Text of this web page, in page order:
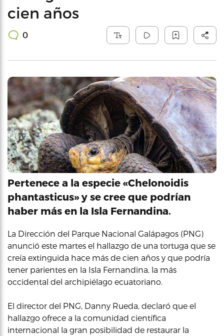
cien años
0
Pertenece a la especie «Chelonoidis
phantasticus» y se cree que podrían
haber más en la Isla Fernandina.
La Dirección del Parque Nacional Galápagos (PNG)
anunció este martes el hallazgo de una tortuga que se
creía extinguida hace más de cien años y que podría
tener parientes en la Isla Fernandina, la más
occidental del archipiélago ecuatoriano.
El director del PNG, Danny Rueda, declaró que el
hallazgo ofrece a la comunidad científica
internacional la gran posibilidad de restaurar la